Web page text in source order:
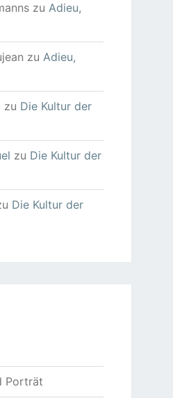
zu Adieu,
zu Adieu,
zu Die Kultur der
zu Die Kultur der
Die Kultur der
Porträt